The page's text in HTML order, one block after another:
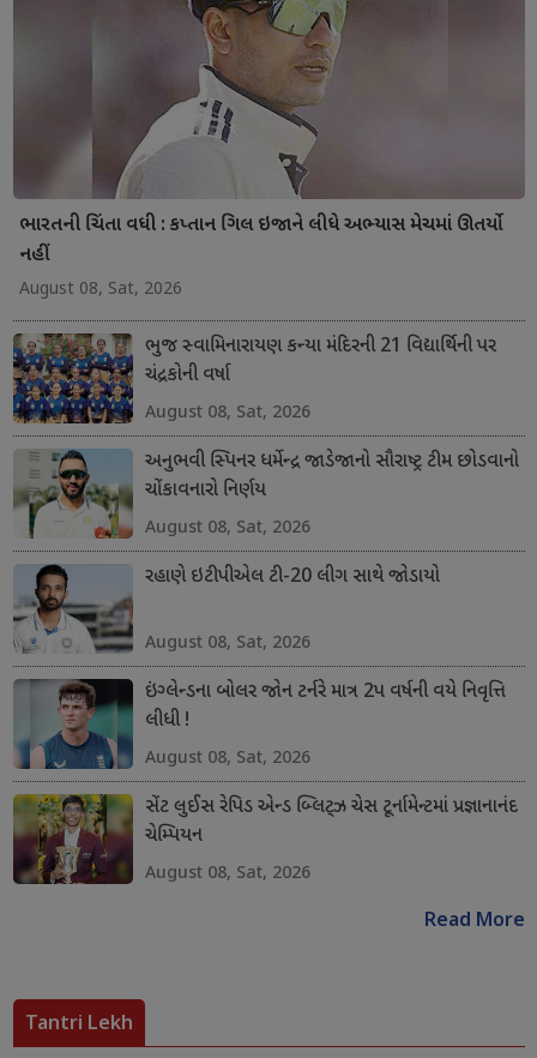
ભારતની ચિંતા વધી : કપ્તાન ગિલ ઇજાને લીધે અભ્યાસ મેચમાં ઊતર્યો
નહીં
August 08, Sat, 2026
ભુજ સ્વામિનારાયણ કન્યા મંદિરની 21 વિદ્યાર્થિની પર
ચંદ્રકોની વર્ષા
August 08, Sat, 2026
અનુભવી સ્પિનર ધર્મેન્દ્ર જાડેજાનો સૌરાષ્ટ્ર ટીમ છોડવાનો
ચોંકાવનારો નિર્ણય
August 08, Sat, 2026
રહાણે ઇટીપીએલ ટી-20 લીગ સાથે જોડાયો
August 08, Sat, 2026
ઇંગ્લેન્ડના બોલર જોન ટર્નરે માત્ર 2પ વર્ષની વયે નિવૃત્તિ
લીધી !
August 08, Sat, 2026
સેંટ લુઈસ રેપિડ એન્ડ બ્લિટ્ઝ ચેસ ટૂર્નામેન્ટમાં પ્રજ્ઞાનાનંદ
ચેમ્પિયન
August 08, Sat, 2026
Read More
Tantri Lekh